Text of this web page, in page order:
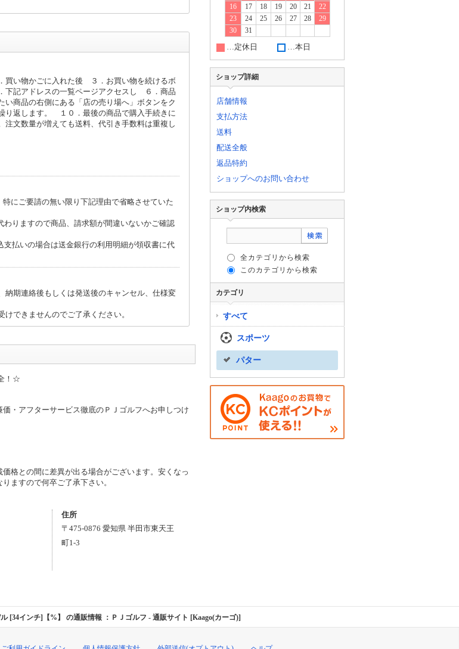
買い物かごに入れた後 ３．お買い物を続けるボ
記アドレスの一覧ページアクセスし ６．商品
商品の右側にある「店の売り場へ」ボタンをク
り返します。 １０．最後の商品で購入手続きに
文数量が増えても送料、代引き手数料は重複し
にご要請の無い限り下記理由で省略させていた
りますので商品、請求額が間違いないかご確認
払いの場合は送金銀行の利用明細が領収書に代
期連絡後もしくは発送後のキャンセル、仕様変
できませんのでご了承ください。
！☆
・アフターサービス徹底のＰＪゴルフへお申しつけ
格との間に差異が出る場合がございます。安くなっ
ますので何卒ご了承下さい。
住所
〒 475-0876 愛知県 半田市東天王
町1-3
16
17 18 19 20 21
22
23
24 25 26 27 28
29
30
31
…定休日 …本日
ショップ詳細
店舗情報
支払方法
送料
配送全般
返品特約
ショップへのお問い合わせ
ショップ内検索
全カテゴリから検索
このカテゴリから検索
カテゴリ
すべて
スポーツ
パター
[34インチ]【%】 の通販情報 ：ＰＪゴルフ - 通販サイト [Kaago(カーゴ)]